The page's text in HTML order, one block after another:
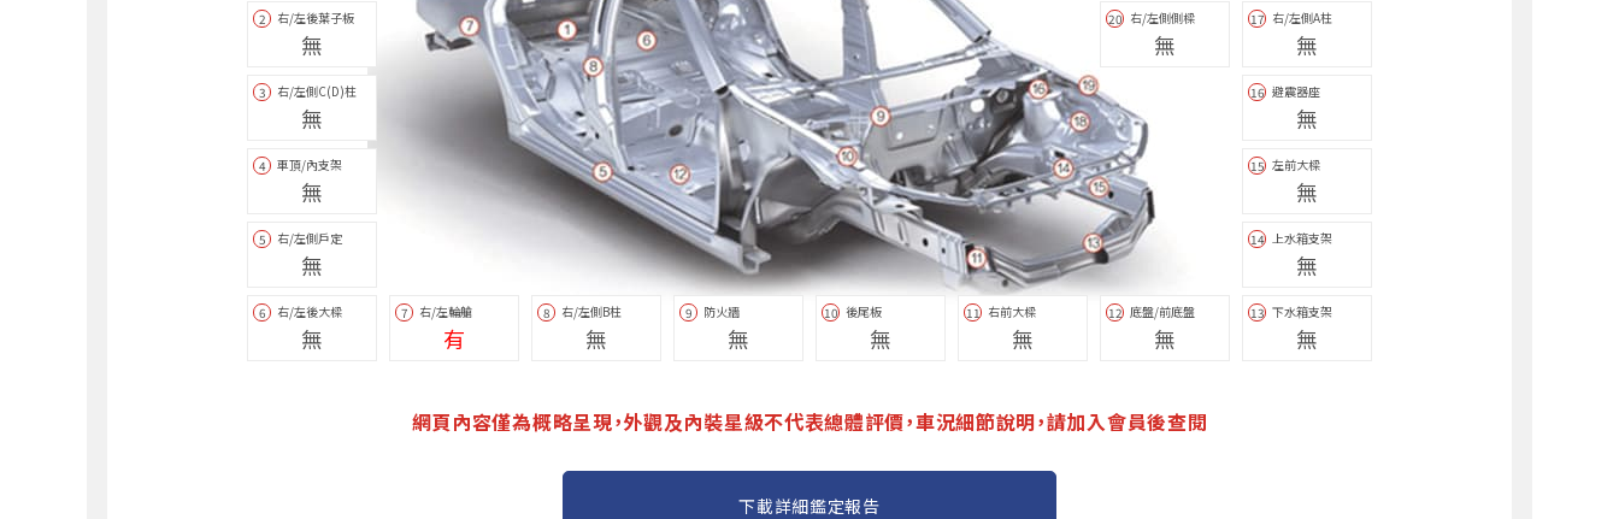
2 右/左後葉子板
無
3 右/左側C(D)柱
無
4 車頂/內支架
無
5 右/左側戶定
無
6 右/左後大樑
無
7 右/左輪艙
有
8 右/左側B柱
無
9 防火牆
無
10 後尾板
無
11 右前大樑
無
12 底盤/前底盤
無
13 下水箱支架
無
14 上水箱支架
無
15 左前大樑
無
16 避震器座
無
17 右/左側A柱
無
20 右/左側側樑
無
網頁內容僅為概略呈現，外觀及內裝星級不代表總體評價，車況細節說明，請加入會員後查閱
下載詳細鑑定報告